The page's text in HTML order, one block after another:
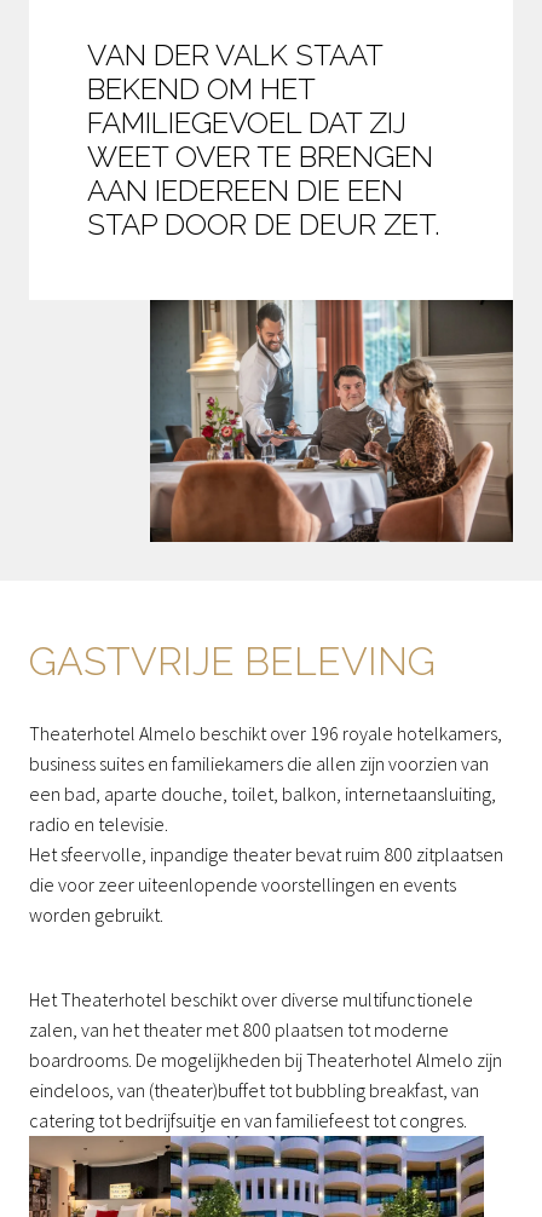
VAN DER VALK STAAT
BEKEND OM HET
FAMILIEGEVOEL DAT ZIJ
WEET OVER TE BRENGEN
AAN IEDEREEN DIE EEN
STAP DOOR DE DEUR ZET.
GASTVRIJE BELEVING
Theaterhotel Almelo beschikt over 196 royale hotelkamers,
business suites en familiekamers die allen zijn voorzien van
een bad, aparte douche, toilet, balkon, internetaansluiting,
radio en televisie.
Het sfeervolle, inpandige theater bevat ruim 800 zitplaatsen
die voor zeer uiteenlopende voorstellingen en events
worden gebruikt.
Het Theaterhotel beschikt over diverse multifunctionele
zalen, van het theater met 800 plaatsen tot moderne
boardrooms. De mogelijkheden bij Theaterhotel Almelo zijn
eindeloos, van (theater)buffet tot bubbling breakfast, van
catering tot bedrijfsuitje en van familiefeest tot congres.